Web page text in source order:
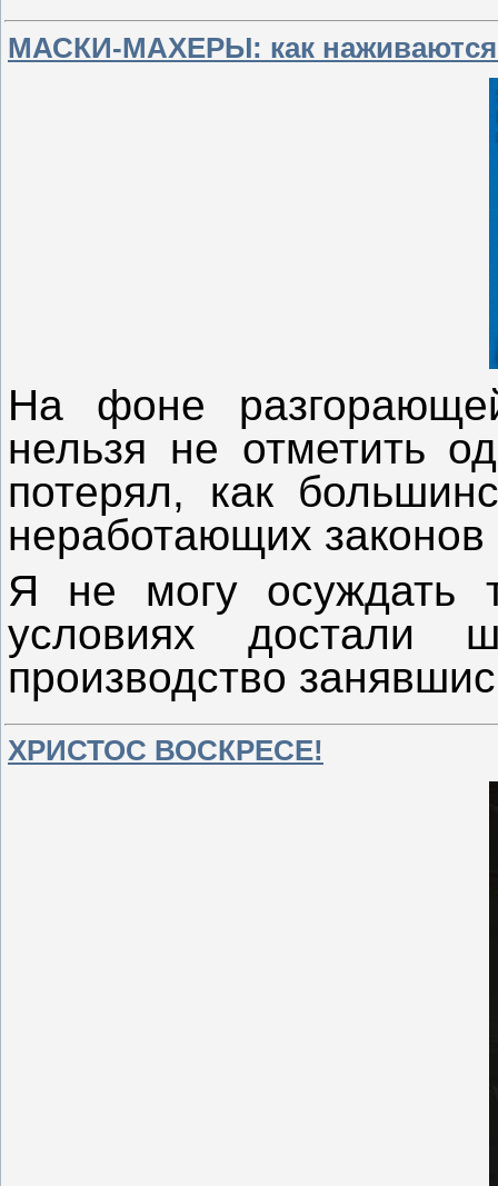
МАСКИ-МАХЕРЫ: как наживаются
На фоне
нельзя не отметить
потерял, как
неработающих
Я не могу осуждать
условиях достали
производство
ХРИСТОС ВОСКРЕСЕ!